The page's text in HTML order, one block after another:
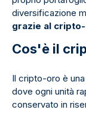
diversificazione
grazie al
Cos'è il
Il cripto-oro è
dove ogni unità
conservato in